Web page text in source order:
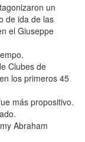
un
de ida de las
el Giuseppe
Clubes de
los primeros 45
más propositivo.
Abraham